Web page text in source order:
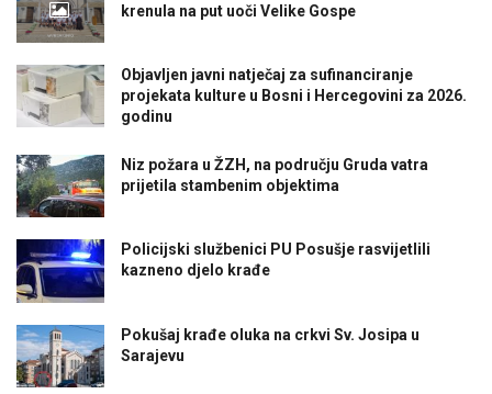
krenula na put uoči Velike Gospe
Objavljen javni natječaj za sufinanciranje
projekata kulture u Bosni i Hercegovini za 2026.
godinu
Niz požara u ŽZH, na području Gruda vatra
prijetila stambenim objektima
Policijski službenici PU Posušje rasvijetlili
kazneno djelo krađe
Pokušaj krađe oluka na crkvi Sv. Josipa u
Sarajevu